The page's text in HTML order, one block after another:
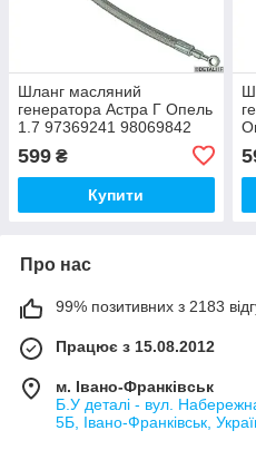
Шланг масляний
генератора Астра Г Опель
1.7 97369241 98069842
545438 5545510 10-12
599 ₴
Купити
Про нас
99% позитивних з 2183
Працює з 15.08.2012
м. Івано-Франківськ
Б.У деталі - вул.
5Б, Івано-Франківськ,